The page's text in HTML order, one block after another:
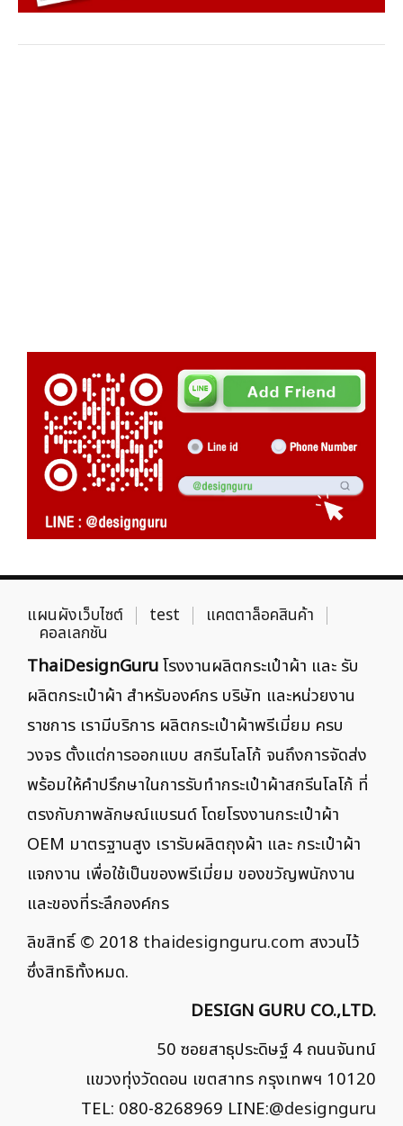
แผนผังเว็บไซต์ test แคตตาล็อคสินค้า
คอลเลกชัน
ThaiDesignGuruโรงงานผลิตกระเป๋าผ้า และ รับ
ผลิตกระเป๋าผ้า สำหรับองค์กร บริษัท และหน่วยงาน
ราชการ เรามีบริการ ผลิตกระเป๋าผ้าพรีเมี่ยม ครบ
วงจร ตั้งแต่การออกแบบ สกรีนโลโก้ จนถึงการจัดส่ง
พร้อมให้คำปรึกษาในการรับทำกระเป๋าผ้าสกรีนโลโก้ ที่
ตรงกับภาพลักษณ์แบรนด์ โดยโรงงานกระเป๋าผ้า
OEM มาตรฐานสูง เรารับผลิตถุงผ้า และ กระเป๋าผ้า
แจกงาน เพื่อใช้เป็นของพรีเมี่ยม ของขวัญพนักงาน
และของที่ระลึกองค์กร
ลิขสิทธิ์ © 2018 thaidesignguru.com สงวนไว้
ซึ่งสิทธิทั้งหมด.
DESIGN GURU CO.,LTD.
50 ซอยสาธุประดิษฐ์ 4 ถนนจันทน์
แขวงทุ่งวัดดอน เขตสาทร กรุงเทพฯ 10120
TEL: 080-8268969 LINE:@designguru